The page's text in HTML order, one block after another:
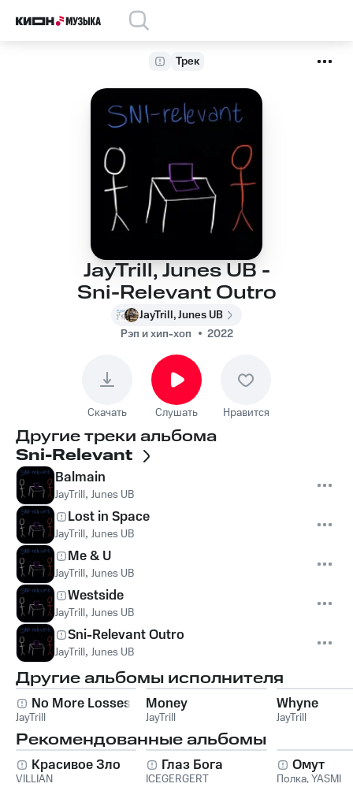
Трек
JayTrill, Junes UB -
Sni-Relevant Outro
JayTrill, Junes UB
Рэп и хип-хоп
2022
Скачать Слушать Нравится
Другие треки альбома
Sni-Relevant
Balmain
JayTrill, Junes UB
Lost in Space
JayTrill, Junes UB
Me & U
JayTrill, Junes UB
Westside
JayTrill, Junes UB
Sni-Relevant Outro
JayTrill, Junes UB
Другие альбомы исполнителя
No More Losses
JayTrill
Money
JayTrill
Whyne
JayTrill
Рекомендованные альбомы
Красивое Зло
VILLIAN
Глаз Бога
ICEGERGERT
Омут
Полка,YASMI